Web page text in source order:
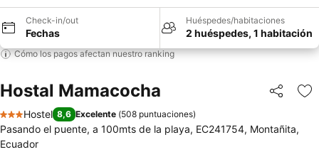
Check-in/out
Fechas
Huéspedes/habitaciones
2 huéspedes, 1 habitación
Cómo los pagos afectan nuestro ranking
Hostal Mamacocha Compartir
3 Estrellas
Hostel 8,6 Excelente (508 puntuaciones)
Pasando el puente, a 100mts de la playa, EC241754, Montañita,
Ecuador